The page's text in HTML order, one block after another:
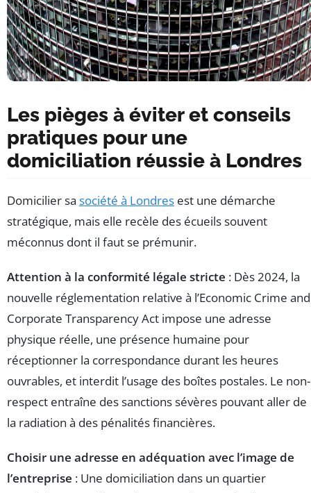
Les pièges à éviter et conseils
pratiques pour une
domiciliation réussie à Londres
Domicilier sa société à Londres est une démarche
stratégique, mais elle recèle des écueils souvent
méconnus dont il faut se prémunir.
Attention à la conformité légale stricte : Dès 2024, la
nouvelle réglementation relative à l’Economic Crime and
Corporate Transparency Act impose une adresse
physique réelle, une présence humaine pour
réceptionner la correspondance durant les heures
ouvrables, et interdit l’usage des boîtes postales. Le non-
respect entraîne des sanctions sévères pouvant aller de
la radiation à des pénalités financières.
Choisir une adresse en adéquation avec l’image de
l’entreprise : Une domiciliation dans un quartier